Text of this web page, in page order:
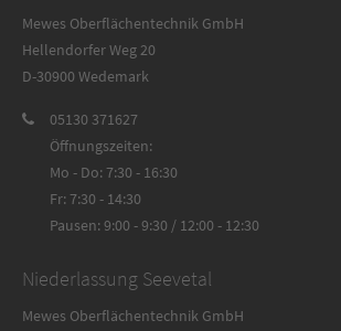
Mewes Oberflächentechnik GmbH
Hellendorfer Weg 20
D-30900 Wedemark
05130 371627
Öffnungszeiten:
Mo - Do: 7:30 - 16:30
Fr: 7:30 - 14:30
Pausen: 9:00 - 9:30 / 12:00 - 12:30
Niederlassung Seevetal
Mewes Oberflächentechnik GmbH